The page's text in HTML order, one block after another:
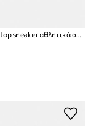
Kenzo Low top sneaker αθλητικά ανδρικά